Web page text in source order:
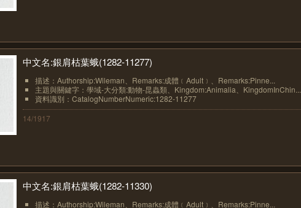
中文名:銀肩枯葉蛾(1282-11277)
描述：Authorship:Wileman、Remarks:成體﹝Adult﹞、Remarks:Pinne...
主題與關鍵字：學域-大分類:動物-昆蟲類、Kingdom:Animalia、KingdomInChin...
資料識別：CatalogNumberNumeric:1282-11277
14/1917
中文名:銀肩枯葉蛾(1282-11330)
描述：Authorship:Wileman、Remarks:成體﹝Adult﹞、Remarks:Pinne...